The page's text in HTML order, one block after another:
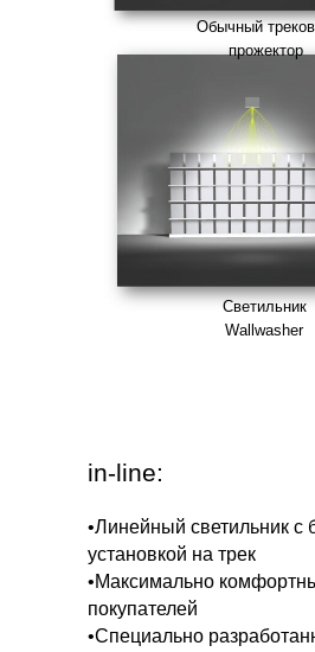
Светильник
Wallwasher
Обычный
прожектор
•Линейный светильник с
установкой на трек
•Максимально
покупателей
•Специально
in-line: